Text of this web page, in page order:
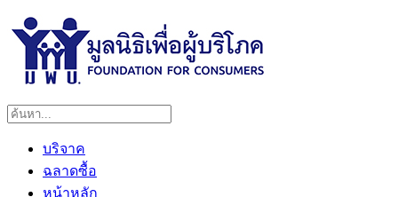
บริจาค
ฉลาดซื้อ
หน้าหลัก